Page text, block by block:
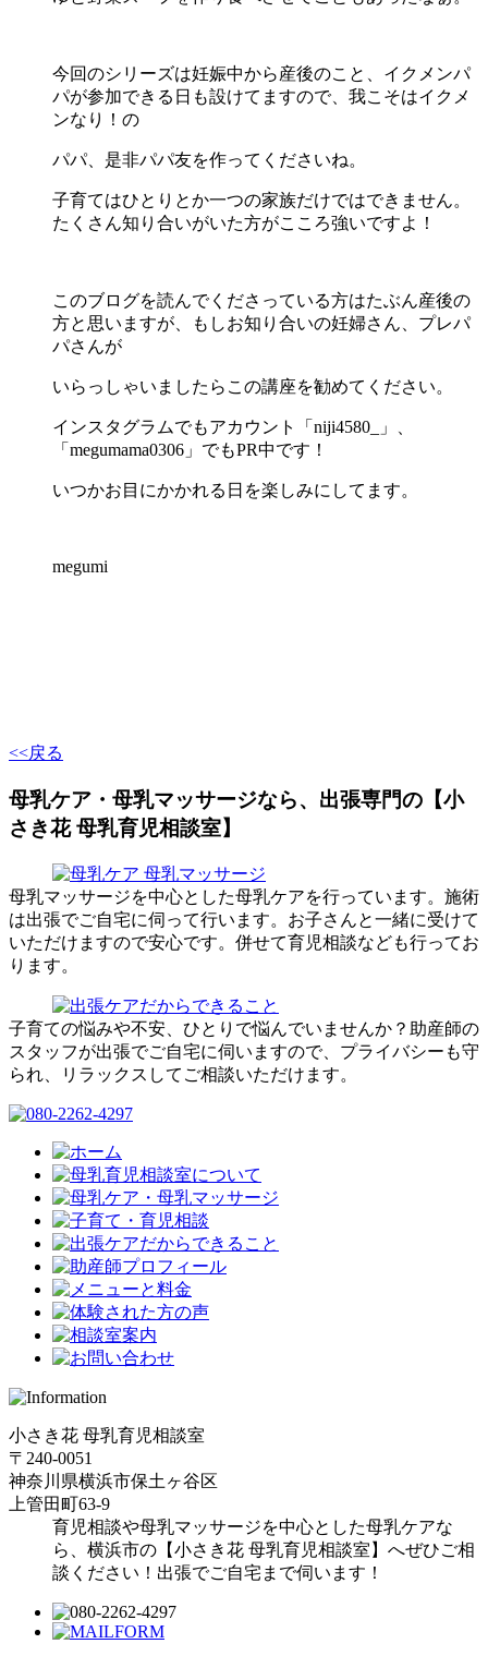
今回のシリーズは妊娠中から産後のこと、イクメンパ
パが参加できる日も設けてますので、我こそはイクメ
ンなり！の
パパ、是非パパ友を作ってくださいね。
子育てはひとりとか一つの家族だけではできません。
たくさん知り合いがいた方がこころ強いですよ！
このブログを読んでくださっている方はたぶん産後の
方と思いますが、もしお知り合いの妊婦さん、プレパ
パさんが
いらっしゃいましたらこの講座を勧めてください。
インスタグラムでもアカウント「niji4580_」、
「megumama0306」でもPR中です！
いつかお目にかかれる日を楽しみにしてます。
megumi
<<戻る
母乳ケア・母乳マッサージなら、出張専門の【小
さき花 母乳育児相談室】
母乳マッサージを中心とした母乳ケアを行っています。施術
は出張でご自宅に伺って行います。お子さんと一緒に受けて
いただけますので安心です。併せて育児相談なども行ってお
ります。
子育ての悩みや不安、ひとりで悩んでいませんか？助産師の
スタッフが出張でご自宅に伺いますので、プライバシーも守
られ、リラックスしてご相談いただけます。
小さき花 母乳育児相談室
〒240-0051
神奈川県横浜市保土ヶ谷区
上管田町63-9
育児相談や母乳マッサージを中心とした母乳ケアな
ら、横浜市の【小さき花 母乳育児相談室】へぜひご相
談ください！出張でご自宅まで伺います！